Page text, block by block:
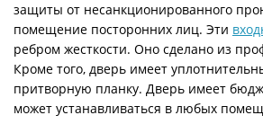
защиты от несанкционированного
помещение посторонних лиц. Эти
ребром жесткости. Оно сделано из
Кроме того, дверь имеет
притворную планку. Дверь имеет
может устанавливаться в любых